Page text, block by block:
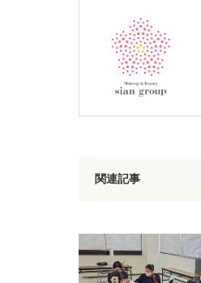
関連記事